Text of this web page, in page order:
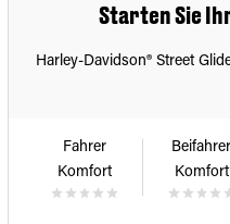
Starten Sie
Harley-Davidson® Street
Fahrer
Komfort
Beifahrer
Komfort